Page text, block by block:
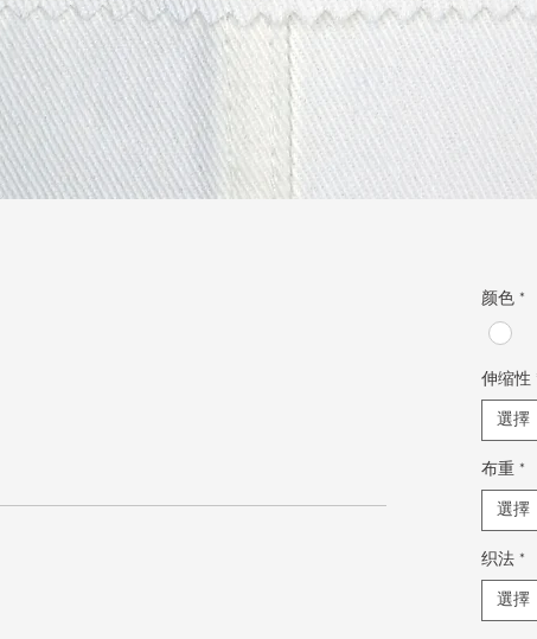
颜色 *
伸缩性
選擇
布重 *
選擇
织法 *
選擇